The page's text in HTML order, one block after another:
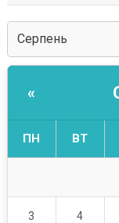
«
ПН ВТ
3 4